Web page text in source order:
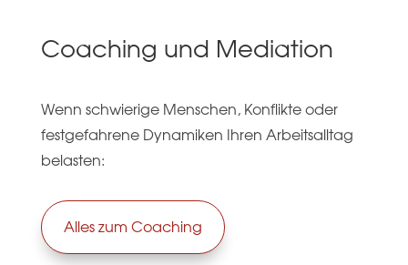
Coaching und Mediation
Wenn schwierige Menschen, Konflikte oder
festgefahrene Dynamiken Ihren Arbeitsalltag
belasten:
Alles zum Coaching